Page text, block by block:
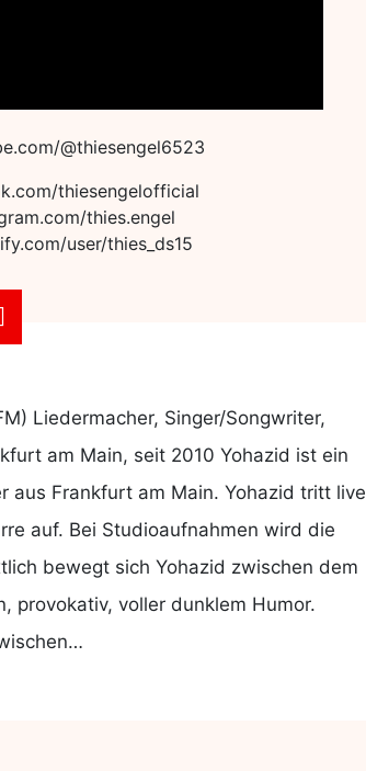
@thiesengel6523
thiesengelofficial
thies.engel
user/thies_ds15
Liedermacher, Singer/Songwriter,
am Main, seit 2010 Yohazid ist ein
aus Frankfurt am Main. Yohazid tritt live
auf. Bei Studioaufnahmen wird die
bewegt sich Yohazid zwischen dem
provokativ, voller dunklem Humor.